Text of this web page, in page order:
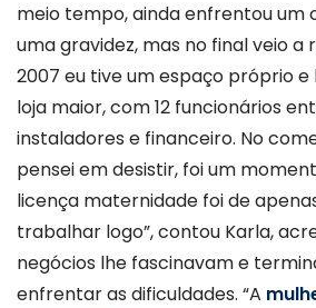
meio tempo, ainda enfrentou um
uma gravidez, mas no final veio a
2007 eu tive um espaço próprio
loja maior, com 12 funcionários
instaladores e financeiro. No
pensei em desistir, foi um
licença maternidade foi de
trabalhar logo”, contou Karla,
negócios lhe fascinavam e
enfrentar as dificuldades. “A